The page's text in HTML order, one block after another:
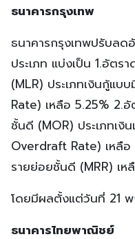
ธนาคารกรุงเทพ
ธนาคารกรุงเทพปรับลด
ประเภท แบ่งเป็น 1.อัตร
(MLR) ประเภทเงินกู้แบ
Rate) เหลือ 5.25% 2.
ชั้นดี (MOR) ประเภทเงิ
Overdraft Rate) เหลื
รายย่อยชั้นดี (MRR) เห
โดยมีผลตั้งแต่วันที่ 21
ธนาคารไทยพาณิชย์